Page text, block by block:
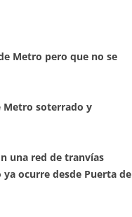
Metro pero que no se
Metro soterrado y
una red de tranvías
ya ocurre desde Puerta de